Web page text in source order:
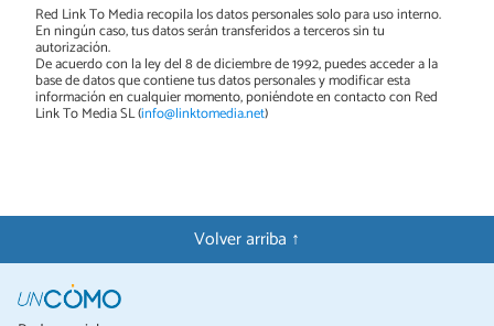
Red Link To Media recopila los datos personales solo para uso interno.
En ningún caso, tus datos serán transferidos a terceros sin tu
autorización.
De acuerdo con la ley del 8 de diciembre de 1992, puedes acceder a la
base de datos que contiene tus datos personales y modificar esta
información en cualquier momento, poniéndote en contacto con Red
Link To Media SL (info@linktomedia.net)
Volver arriba ↑